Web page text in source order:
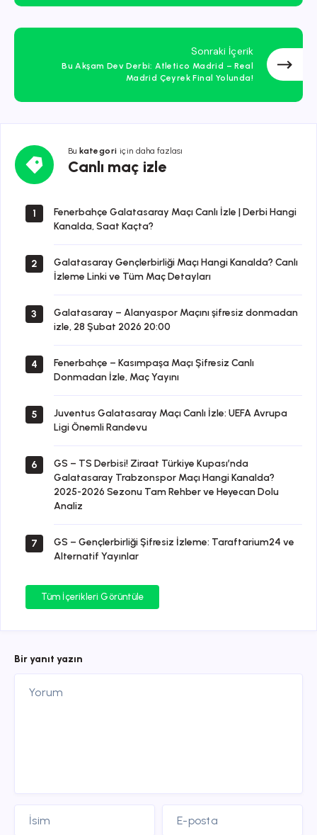
Sonraki İçerik
Bu Akşam Dev Derbi: Atletico Madrid – Real
Madrid Çeyrek Final Yolunda!
Bukategori için daha fazlası
Canlı maç izle
Canlı
maç
1
Fenerbahçe Galatasaray Maçı Canlı İzle | Derbi Hangi
Kanalda, Saat Kaçta?
2
Galatasaray Gençlerbirliği Maçı Hangi Kanalda? Canlı
İzleme Linki ve Tüm Maç Detayları
3
Galatasaray – Alanyaspor Maçını şifresiz donmadan
izle, 28 Şubat 2026 20:00
4
Fenerbahçe – Kasımpaşa Maçı Şifresiz Canlı
Donmadan İzle, Maç Yayını
5
Juventus Galatasaray Maçı Canlı İzle: UEFA Avrupa
Ligi Önemli Randevu
6
GS – TS Derbisi! Ziraat Türkiye Kupası’nda
Galatasaray Trabzonspor Maçı Hangi Kanalda?
2025-2026 Sezonu Tam Rehber ve Heyecan Dolu
Analiz
7
GS – Gençlerbirliği Şifresiz İzleme: Taraftarium24 ve
Alternatif Yayınlar
Tüm İçerikleri Görüntüle
Bir yanıt yazın